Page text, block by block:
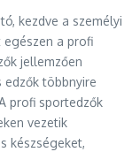
kezdve a személyi
a profi
jellemzően
többnyire
profi sportedzők
vezetik
készségeket,